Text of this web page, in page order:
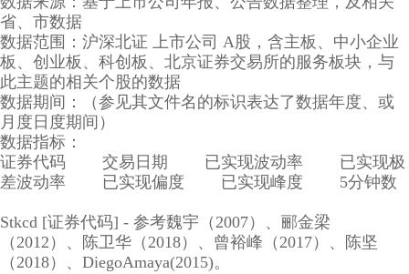
省、市数据
数据范围：沪深北证 上市公司 A股，含主板、中小企业
板、创业板、科创板、北京证券交易所的服务板块，与
此主题的相关个股的数据
数据期间：（参见其文件名的标识表达了数据年度、或
月度日度期间）
数据指标：
证券代码 交易日期 已实现波动率 已实现极
差波动率 已实现偏度 已实现峰度 5分钟数
Stkcd [证券代码] - 参考魏宇（2007）、郦金梁
（2012）、陈卫华（2018）、曾裕峰（2017）、陈坚
（2018）、DiegoAmaya(2015)。